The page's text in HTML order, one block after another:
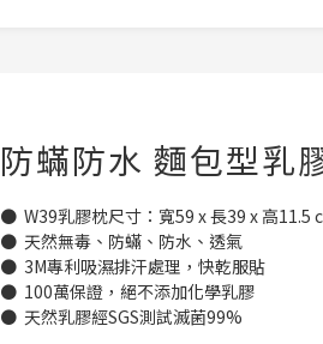
防蟎防水 麵包型乳
●  W39乳膠枕尺寸：寬59 x 長39 x 高11.5
●  天然無毒、防蟎、防水、透氣
●  3M專利吸濕排汗處理，快乾服貼
●  100萬保證，絕不添加化學乳膠
●  天然乳膠經SGS測試滅菌99%